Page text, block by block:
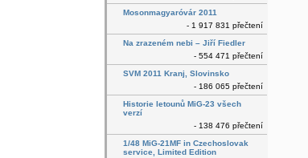
Mosonmagyaróvár 2011
- 1 917 831 přečtení
Na zrazeném nebi – Jiří Fiedler
- 554 471 přečtení
SVM 2011 Kranj, Slovinsko
- 186 065 přečtení
Historie letounů MiG-23 všech
verzí
- 138 476 přečtení
1/48 MiG-21MF in Czechoslovak
service, Limited Edition